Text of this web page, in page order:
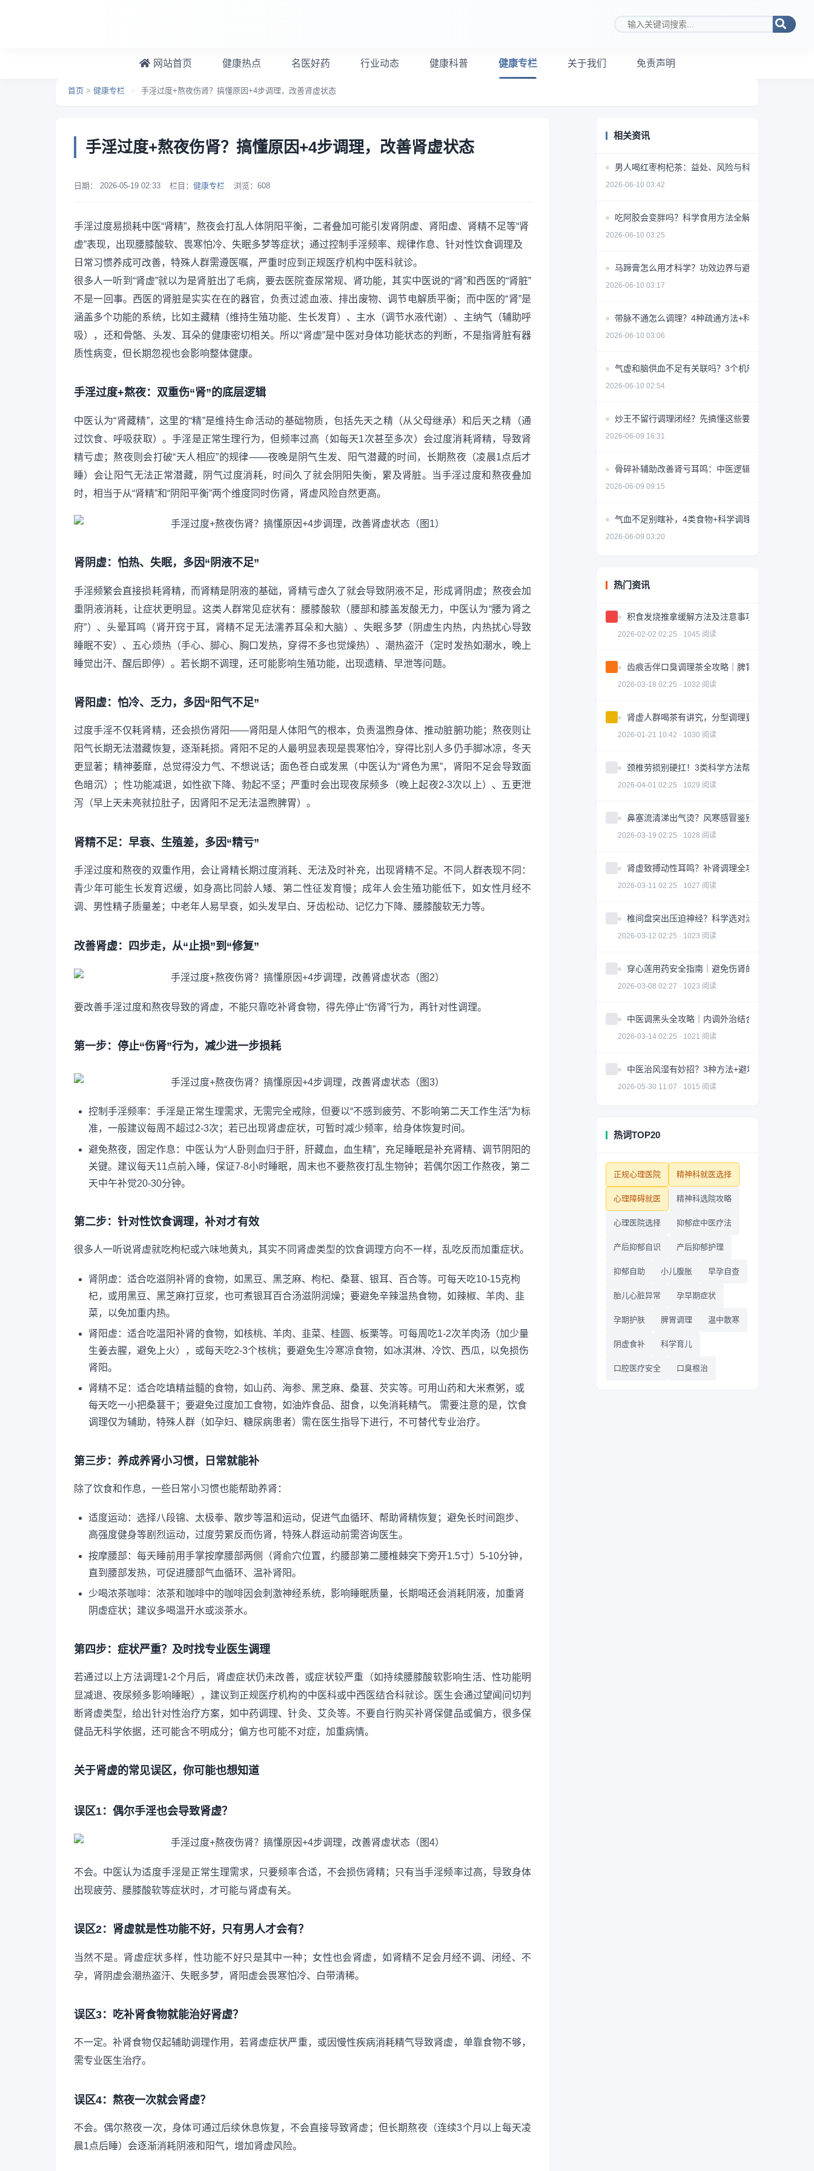
搜索关键词
网站首页 健康热点 名医好药 行业动态 健康科普 健康专栏 关于我们 免责声明
首页 > 健康专栏 > 手淫过度+熬夜伤肾？搞懂原因+4步调理，改善肾虚状态
手淫过度+熬夜伤肾？搞懂原因+4步调理，改善肾虚状态
日期： 2026-05-19 02:33 栏目： 健康专栏 浏览： 608
手淫过度易损耗中医“肾精”，熬夜会打乱人体阴阳平衡，二者叠加可能引发肾阴虚、肾阳虚、肾精不足等“肾
虚”表现，出现腰膝酸软、畏寒怕冷、失眠多梦等症状；通过控制手淫频率、规律作息、针对性饮食调理及
日常习惯养成可改善，特殊人群需遵医嘱，严重时应到正规医疗机构中医科就诊。
很多人一听到“肾虚”就以为是肾脏出了毛病，要去医院查尿常规、肾功能，其实中医说的“肾”和西医的“肾脏”
不是一回事。西医的肾脏是实实在在的器官，负责过滤血液、排出废物、调节电解质平衡；而中医的“肾”是
涵盖多个功能的系统，比如主藏精（维持生殖功能、生长发育）、主水（调节水液代谢）、主纳气（辅助呼
吸），还和骨骼、头发、耳朵的健康密切相关。所以“肾虚”是中医对身体功能状态的判断，不是指肾脏有器
质性病变，但长期忽视也会影响整体健康。
手淫过度+熬夜：双重伤“肾”的底层逻辑
中医认为“肾藏精”，这里的“精”是维持生命活动的基础物质，包括先天之精（从父母继承）和后天之精（通
过饮食、呼吸获取）。手淫是正常生理行为，但频率过高（如每天1次甚至多次）会过度消耗肾精，导致肾
精亏虚；熬夜则会打破“天人相应”的规律——夜晚是阴气生发、阳气潜藏的时间，长期熬夜（凌晨1点后才
睡）会让阳气无法正常潜藏，阴气过度消耗，时间久了就会阴阳失衡，累及肾脏。当手淫过度和熬夜叠加
时，相当于从“肾精”和“阴阳平衡”两个维度同时伤肾，肾虚风险自然更高。
肾阴虚：怕热、失眠，多因“阴液不足”
手淫频繁会直接损耗肾精，而肾精是阴液的基础，肾精亏虚久了就会导致阴液不足，形成肾阴虚；熬夜会加
重阴液消耗，让症状更明显。这类人群常见症状有：腰膝酸软（腰部和膝盖发酸无力，中医认为“腰为肾之
府”）、头晕耳鸣（肾开窍于耳，肾精不足无法濡养耳朵和大脑）、失眠多梦（阴虚生内热，内热扰心导致
睡眠不安）、五心烦热（手心、脚心、胸口发热，穿得不多也觉燥热）、潮热盗汗（定时发热如潮水，晚上
睡觉出汗、醒后即停）。若长期不调理，还可能影响生殖功能，出现遗精、早泄等问题。
肾阳虚：怕冷、乏力，多因“阳气不足”
过度手淫不仅耗肾精，还会损伤肾阳——肾阳是人体阳气的根本，负责温煦身体、推动脏腑功能；熬夜则让
阳气长期无法潜藏恢复，逐渐耗损。肾阳不足的人最明显表现是畏寒怕冷，穿得比别人多仍手脚冰凉，冬天
更显著；精神萎靡，总觉得没力气、不想说话；面色苍白或发黑（中医认为“肾色为黑”，肾阳不足会导致面
色暗沉）；性功能减退，如性欲下降、勃起不坚；严重时会出现夜尿频多（晚上起夜2-3次以上）、五更泄
泻（早上天未亮就拉肚子，因肾阳不足无法温煦脾胃）。
肾精不足：早衰、生殖差，多因“精亏”
手淫过度和熬夜的双重作用，会让肾精长期过度消耗、无法及时补充，出现肾精不足。不同人群表现不同：
青少年可能生长发育迟缓，如身高比同龄人矮、第二性征发育慢；成年人会生殖功能低下，如女性月经不
调、男性精子质量差；中老年人易早衰，如头发早白、牙齿松动、记忆力下降、腰膝酸软无力等。
改善肾虚：四步走，从“止损”到“修复”
要改善手淫过度和熬夜导致的肾虚，不能只靠吃补肾食物，得先停止“伤肾”行为，再针对性调理。
第一步：停止“伤肾”行为，减少进一步损耗
控制手淫频率：手淫是正常生理需求，无需完全戒除，但要以“不感到疲劳、不影响第二天工作生活”为标
准，一般建议每周不超过2-3次；若已出现肾虚症状，可暂时减少频率，给身体恢复时间。
避免熬夜，固定作息：中医认为“人卧则血归于肝，肝藏血，血生精”，充足睡眠是补充肾精、调节阴阳的
关键。建议每天11点前入睡，保证7-8小时睡眠，周末也不要熬夜打乱生物钟；若偶尔因工作熬夜，第二
天中午补觉20-30分钟。
第二步：针对性饮食调理，补对才有效
很多人一听说肾虚就吃枸杞或六味地黄丸，其实不同肾虚类型的饮食调理方向不一样，乱吃反而加重症状。
肾阴虚：适合吃滋阴补肾的食物，如黑豆、黑芝麻、枸杞、桑葚、银耳、百合等。可每天吃10-15克枸
杞，或用黑豆、黑芝麻打豆浆，也可煮银耳百合汤滋阴润燥；要避免辛辣温热食物，如辣椒、羊肉、韭
菜，以免加重内热。
肾阳虚：适合吃温阳补肾的食物，如核桃、羊肉、韭菜、桂圆、板栗等。可每周吃1-2次羊肉汤（加少量
生姜去腥，避免上火），或每天吃2-3个核桃；要避免生冷寒凉食物，如冰淇淋、冷饮、西瓜，以免损伤
肾阳。
肾精不足：适合吃填精益髓的食物，如山药、海参、黑芝麻、桑葚、芡实等。可用山药和大米煮粥，或
每天吃一小把桑葚干；要避免过度加工食物，如油炸食品、甜食，以免消耗精气。 需要注意的是，饮食
调理仅为辅助，特殊人群（如孕妇、糖尿病患者）需在医生指导下进行，不可替代专业治疗。
第三步：养成养肾小习惯，日常就能补
除了饮食和作息，一些日常小习惯也能帮助养肾：
适度运动：选择八段锦、太极拳、散步等温和运动，促进气血循环、帮助肾精恢复；避免长时间跑步、
高强度健身等剧烈运动，过度劳累反而伤肾，特殊人群运动前需咨询医生。
按摩腰部：每天睡前用手掌按摩腰部两侧（肾俞穴位置，约腰部第二腰椎棘突下旁开1.5寸）5-10分钟，
直到腰部发热，可促进腰部气血循环、温补肾阳。
少喝浓茶咖啡：浓茶和咖啡中的咖啡因会刺激神经系统，影响睡眠质量，长期喝还会消耗阴液，加重肾
阴虚症状；建议多喝温开水或淡茶水。
第四步：症状严重？及时找专业医生调理
若通过以上方法调理1-2个月后，肾虚症状仍未改善，或症状较严重（如持续腰膝酸软影响生活、性功能明
显减退、夜尿频多影响睡眠），建议到正规医疗机构的中医科或中西医结合科就诊。医生会通过望闻问切判
断肾虚类型，给出针对性治疗方案，如中药调理、针灸、艾灸等。不要自行购买补肾保健品或偏方，很多保
健品无科学依据，还可能含不明成分；偏方也可能不对症，加重病情。
关于肾虚的常见误区，你可能也想知道
误区1：偶尔手淫也会导致肾虚？
不会。中医认为适度手淫是正常生理需求，只要频率合适，不会损伤肾精；只有当手淫频率过高，导致身体
出现疲劳、腰膝酸软等症状时，才可能与肾虚有关。
误区2：肾虚就是性功能不好，只有男人才会有？
当然不是。肾虚症状多样，性功能不好只是其中一种；女性也会肾虚，如肾精不足会月经不调、闭经、不
孕，肾阴虚会潮热盗汗、失眠多梦，肾阳虚会畏寒怕冷、白带清稀。
误区3：吃补肾食物就能治好肾虚？
不一定。补肾食物仅起辅助调理作用，若肾虚症状严重，或因慢性疾病消耗精气导致肾虚，单靠食物不够，
需专业医生治疗。
误区4：熬夜一次就会肾虚？
不会。偶尔熬夜一次，身体可通过后续休息恢复，不会直接导致肾虚；但长期熬夜（连续3个月以上每天凌
晨1点后睡）会逐渐消耗阴液和阳气，增加肾虚风险。
相关资讯
男人喝红枣枸杞茶：益处、风险与科学饮用指南
2026-06-10 03:42
吃阿胶会变胖吗？科学食用方法全解析
2026-06-10 03:25
马蹄膏怎么用才科学？功效边界与避坑指南
2026-06-10 03:17
带脉不通怎么调理？4种疏通方法+科学避坑指南
2026-06-10 03:06
气虚和脑供血不足有关联吗？3个机制揭秘
2026-06-10 02:54
炒王不留行调理闭经？先搞懂这些要点避免无效用药
2026-06-09 16:31
骨碎补辅助改善肾亏耳鸣：中医逻辑与使用指南
2026-06-09 09:15
气血不足别瞎补，4类食物+科学调理指南
2026-06-09 03:20
热门资讯
积食发烧推拿缓解方法及注意事项
2026-02-02 02:25 · 1045 阅读
齿痕舌伴口臭调理茶全攻略｜脾胃健康轻松掌握
2026-03-18 02:25 · 1032 阅读
肾虚人群喝茶有讲究，分型调理更有效
2026-01-21 10:42 · 1030 阅读
颈椎劳损别硬扛！3类科学方法帮你轻松缓解｜实
2026-04-01 02:25 · 1029 阅读
鼻塞流清涕出气烫？风寒感冒鉴别指南全攻略
2026-03-19 02:25 · 1028 阅读
肾虚致搏动性耳鸣？补肾调理全攻略｜实用指南
2026-03-11 02:25 · 1027 阅读
椎间盘突出压迫神经？科学选对治疗方案全攻略
2026-03-12 02:25 · 1023 阅读
穿心莲用药安全指南｜避免伤肾的3大关键因素
2026-03-08 02:27 · 1023 阅读
中医调黑头全攻略｜内调外治结合改善皮肤问题
2026-03-14 02:25 · 1021 阅读
中医治风湿有妙招？3种方法+避坑指南助你科学
2026-05-30 11:07 · 1015 阅读
热词TOP20
正规心理医院 精神科就医选择
心理障碍就医 精神科选院攻略
心理医院选择 抑郁症中医疗法
产后抑郁自识 产后抑郁护理
抑郁自助 小儿腹胀 早孕自查
胎儿心脏异常 孕早期症状
孕期护肤 脾胃调理 温中散寒
阴虚食补 科学育儿
口腔医疗安全 口臭根治